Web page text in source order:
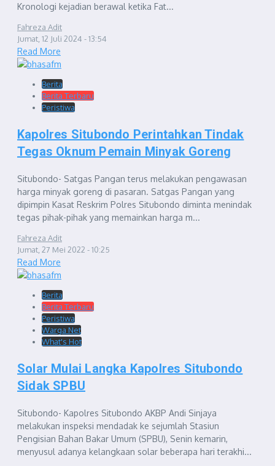
Kronologi kejadian berawal ketika Fat...
Fahreza Adit
Jumat, 12 Juli 2024 - 13:54
Read More
Berita
Berita Terbaru
Peristiwa
Kapolres Situbondo Perintahkan Tindak
Tegas Oknum Pemain Minyak Goreng
Situbondo- Satgas Pangan terus melakukan pengawasan
harga minyak goreng di pasaran. Satgas Pangan yang
dipimpin Kasat Reskrim Polres Situbondo diminta menindak
tegas pihak-pihak yang memainkan harga m...
Fahreza Adit
Jumat, 27 Mei 2022 - 10:25
Read More
Berita
Berita Terbaru
Peristiwa
Warga Net
What's Hot
Solar Mulai Langka Kapolres Situbondo
Sidak SPBU
Situbondo- Kapolres Situbondo AKBP Andi Sinjaya
melakukan inspeksi mendadak ke sejumlah Stasiun
Pengisian Bahan Bakar Umum (SPBU), Senin kemarin,
menyusul adanya kelangkaan solar beberapa hari terakhi...